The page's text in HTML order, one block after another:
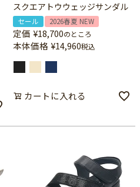
スクエアトウウェッジサンダル
セール 2026春夏 NEW
定価 ¥18,700のところ
本体価格 ¥14,960税込
カートに入れる